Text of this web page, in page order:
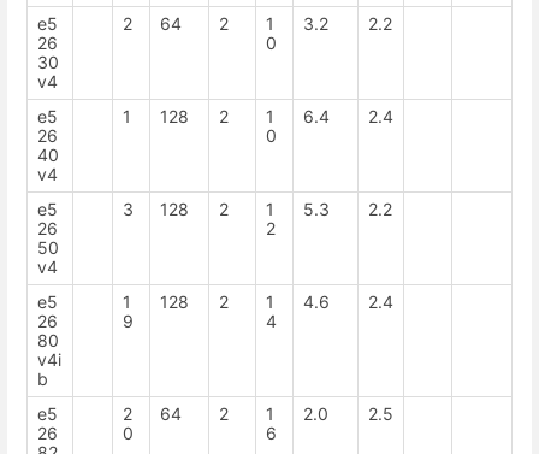
e5
26
30
v4
2 64 2
1
0
3.2 2.2
e5
26
40
v4
1 128 2
1
0
6.4 2.4
e5
26
50
v4
3 128 2
1
2
5.3 2.2
e5
26
80
v4i
b
1
9
128 2
1
4
4.6 2.4
e5
26
2
0
64 2
1
6
2.0 2.5